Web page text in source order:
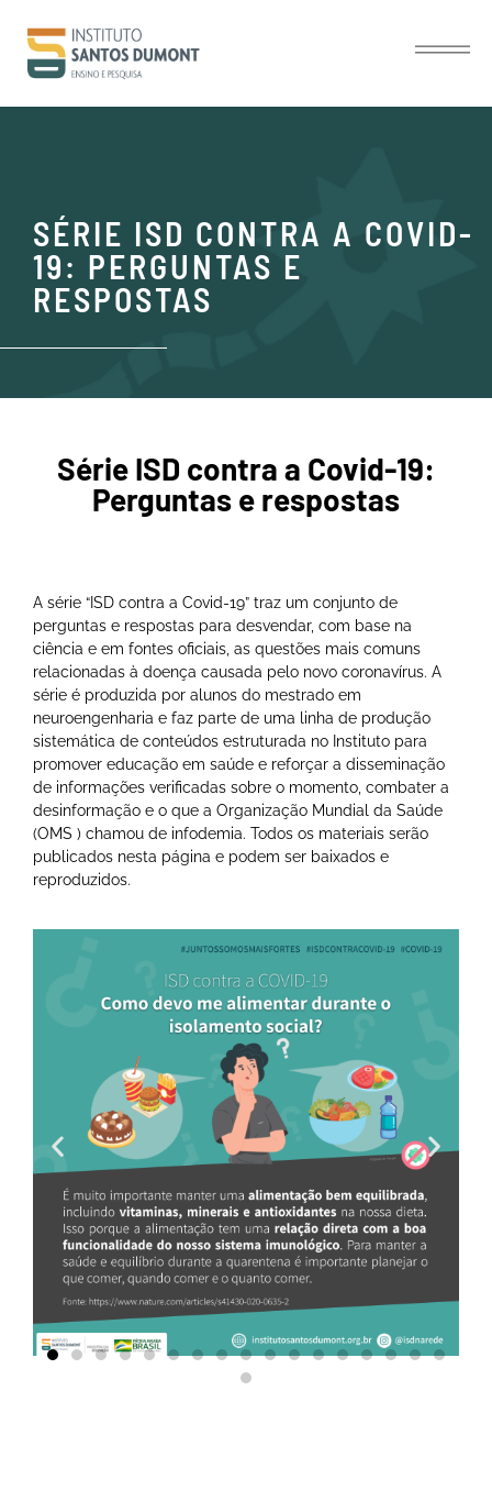
SÉRIE ISD CONTRA A COVID-
19: PERGUNTAS E
RESPOSTAS
Série ISD contra a Covid-19:
Perguntas e respostas
A série “ISD contra a Covid-19” traz um conjunto de
perguntas e respostas para desvendar, com base na
ciência e em fontes oficiais, as questões mais comuns
relacionadas à doença causada pelo novo coronavírus. A
série é produzida por alunos do mestrado em
neuroengenharia e faz parte de uma linha de produção
sistemática de conteúdos estruturada no Instituto para
promover educação em saúde e reforçar a disseminação
de informações verificadas sobre o momento, combater a
desinformação e o que a Organização Mundial da Saúde
(OMS ) chamou de infodemia. Todos os materiais serão
publicados nesta página e podem ser baixados e
reproduzidos.